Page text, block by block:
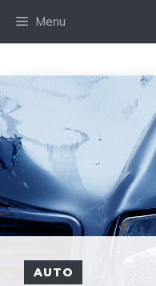
Menu
AUTO